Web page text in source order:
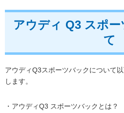
アウディ Q3 スポ
て
アウディQ3スポーツバックについて
します。
・アウディQ3 スポーツバックとは？